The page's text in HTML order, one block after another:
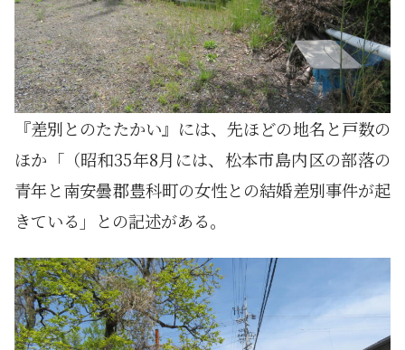
『差別とのたたかい』には、先ほどの地名と戸数の
ほか「（昭和35年8月には、松本市島内区の部落の
青年と南安曇郡豊科町の女性との結婚差別事件が起
きている」との記述がある。